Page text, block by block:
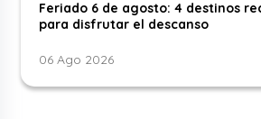
Feriado 6 de agosto: 4 destinos
para disfrutar el descanso
06 Ago 2026